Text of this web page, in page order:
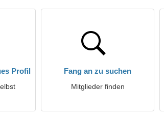
Profil Fang an zu suchen
Mitglieder finden